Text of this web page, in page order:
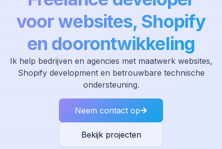
voor websites, Shopify
en doorontwikkeling
Ik help bedrijven en agencies met maatwerk websites,
Shopify development en betrouwbare technische
ondersteuning.
Neem contact op
Bekijk projecten